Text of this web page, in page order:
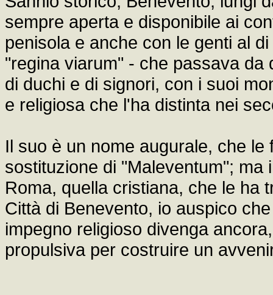
sempre aperta e disponibile ai
penisola e anche con le genti al
"regina viarum" - che passava
di duchi e di signori, con i suoi
e religiosa che l'ha distinta nei
Il suo è un nome augurale, che
sostituzione di "Maleventum";
Roma, quella cristiana, che le ha
Città di Benevento, io auspico
impegno religioso divenga
propulsiva per costruire un